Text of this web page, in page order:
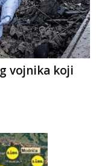
vojnika koji